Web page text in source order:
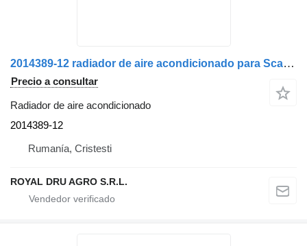
2014389-12 radiador de aire acondicionado para Scania camión
Precio a consultar
Radiador de aire acondicionado
2014389-12
Rumanía, Cristesti
ROYAL DRU AGRO S.R.L.